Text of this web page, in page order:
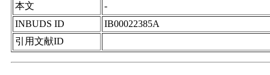
本文
-
INBUDS ID
IB00022385A
引用文献ID